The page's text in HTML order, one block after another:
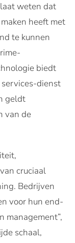
weten dat
heeft met
te kunnen
biedt
services-dienst
geldt
van de
cruciaal
Bedrijven
voor hun end-
management”,
schaal,